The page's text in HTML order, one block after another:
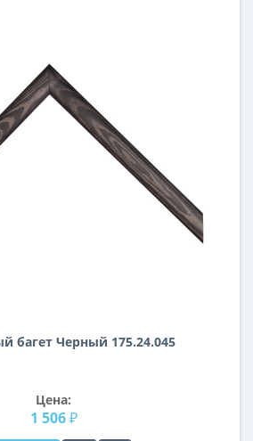
багет Черный 175.24.045
Цена:
1 506 ₽